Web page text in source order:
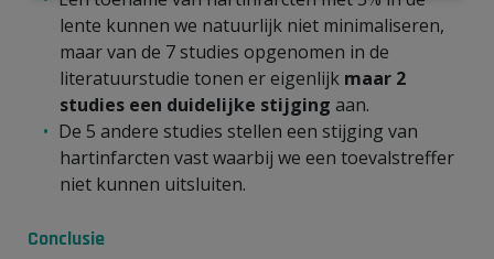
lente kunnen we natuurlijk niet minimaliseren,
maar van de 7 studies opgenomen in de
literatuurstudie tonen er eigenlijk maar 2
studies een duidelijke stijging aan.
De 5 andere studies stellen een stijging van
hartinfarcten vast waarbij we een toevalstreffer
niet kunnen uitsluiten.
Conclusie